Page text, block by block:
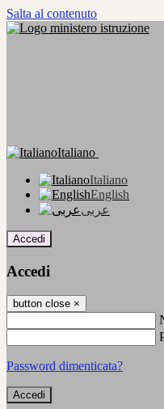
Salta al contenuto
Italiano
Italiano
English
عربى
Accedi
Accedi
button close ×
Password dimenticata?